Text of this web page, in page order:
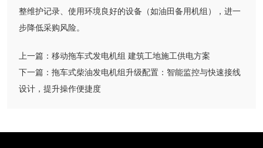
整维护记录、使用环境良好的设备（如油田备用机组），进一
步降低采购风险。
上一篇： 移动拖车式发电机组 建筑工地施工供电方案
下一篇： 拖车式柴油发电机组升级配置：智能监控与快速接线
设计，提升操作便捷度